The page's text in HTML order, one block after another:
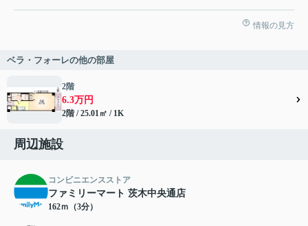
情報の見方
ベラ・フォーレの他の部屋
2階
6.3万円
2階 / 25.01㎡ / 1K
周辺施設
コンビニエンスストア
ファミリーマート 茨木中央通店
162ｍ（3分）